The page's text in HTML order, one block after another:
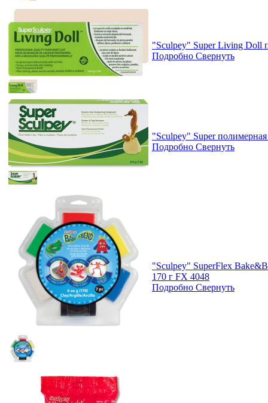
"Sculpey" Super Living Doll
Подробно Свернуть
"Sculpey" Super
Подробно Свернуть
"Sculpey" SuperFlex
170 г FX 4048
Подробно Свернуть